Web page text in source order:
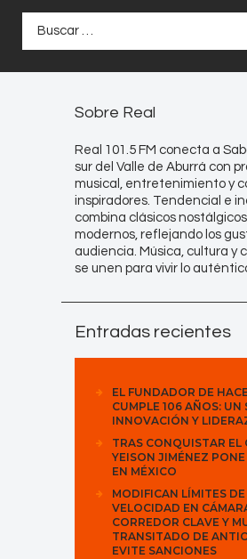
Sobre Real
Real 101.5 FM conecta a
sur del Valle de Aburrá con
musical, entretenimiento y
inspiradores. Tendencial e
combina clásicos
modernos, reflejando los
audiencia. Música, cultura y
se unen para vivir lo
Entradas recientes
EL FUNDADOR DE
CUMPLE 106 AÑOS: UN
INNOVACIÓN Y
TRAS CONQUISTAR EL
YEISON JIMÉNEZ
EN MÉXICO
MODIFICAN LÍMITES DE
VELOCIDAD EN
CORREDOR CLAVE Y
TRANSITADO DE
EVITE SANCIONES